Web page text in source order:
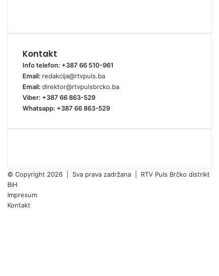
Kontakt
Info telefon: +387 66 510-961
Email: redakcija@rtvpuls.ba
Email: direktor@rtvpulsbrcko.ba
Viber: +387 66 863-529
Whatsapp: +387 66 863-529
© Copyright 2026 | Sva prava zadržana | RTV Puls Brčko distrikt
BiH
Impresum
Kontakt